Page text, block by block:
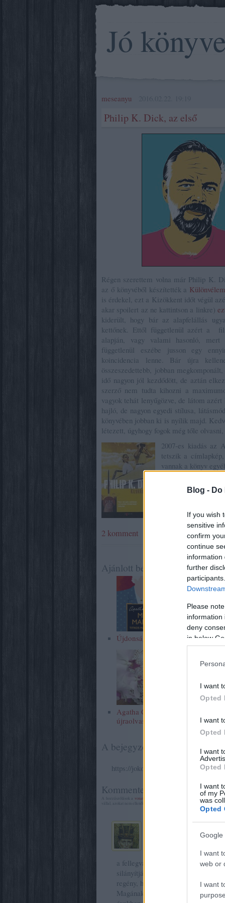
Blog -
If you wish
sensitive
confirm
continue
information
further
Please
information
deny
in below
I want
Opted
I want
Opted
I want
Opted
I want
of my
was
Opted
Google
I want
web or
I want
Jó
meseanyu
Philip K. Dick, az első
Régen szerettem volna már Philip K.
az ő könyvéből készítették a
is érdekel, ezt a Kizökkent időt végül
akar spoilert az ne kattintson a linkre)
kiderült, hogy bár az alapfelállás
kettőnek. Ettől függetlenül azért a
alapján, vagy valami hasonló,
függetlenül eszébe jusson egy
koincidencia lenne. Bár újra
összeszedettebb, jobban
idő nagyon jól kezdődött, de aztán
szerző nem tudta kihozni a
vagyok tehát lenyűgözve, de látom
hajló, de nagyon egyedi stílusa,
könyvében jobban ki is nyílik majd.
létezett, úgyhogy fogok még tőle
2007-es kiadás az
tetszik a
vannak a könyv
2 komment
Ajánlott bejegyzések:
Újdonságokról Júliusi zárás
Agatha Christie
újraolvasás
A bejegyzés trackback címe:
https://jokonyvek.blog.hu/api/
Kommentek:
A hozzászólások a vonatkozó jogszabályok értelmében felhasználói
vállal, azokat nem ellenőrzi. Kifogás esetén forduljon a blog
Palmer Eldricht három
a fellegvárban, A halál útvesztője,
silányítják Dick műveit (kivéve
regény, hogy csak na).
Magának sokkal több lehetősége